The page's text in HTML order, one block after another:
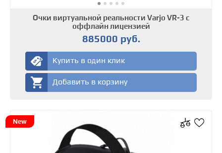
Очки виртуальной реальности Varjo VR-3 с
оффлайн лицензией
885000 руб.
Купить в один клик
Добавить в корзину
New